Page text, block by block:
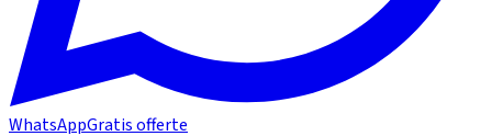
WhatsAppGratis offerte